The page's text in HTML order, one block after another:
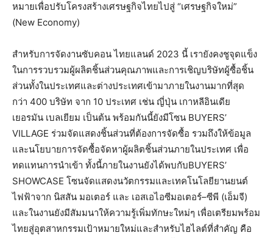
หมายเพื่อปรับโครงสร้างเศรษฐกิจไทยไปสู่ “เศรษฐกิจใหม่”
(New Economy)
สำหรับการจัดงานซับคอน ไทยแลนด์ 2023 นี้ เรายังคงชูจุดแข็ง
ในการรวบรวมผู้ผลิตชิ้นส่วนคุณภาพและการเชิญบริษัทผู้ซื้อชิ้น
ส่วนทั้งในประเทศและต่างประเทศเข้ามาภายในงานมากที่สุด
กว่า 400 บริษัท จาก 10 ประเทศ เช่น ญี่ปุ่น เกาหลีอินเดีย
เยอรมัน เบลเยียม เป็นต้น พร้อมกันนี้ยังมีโซน BUYERS’
VILLAGE ร่วมจัดแสดงชิ้นส่วนที่ต้องการจัดซื้อ รวมถึงให้ข้อมูล
และนโยบายการจัดซื้อจัดหาผู้ผลิตชิ้นส่วนภายในประเทศ เพื่อ
ทดแทนการนำเข้า ทั้งนี้ภายในงานยังได้พบกับBUYERS’
SHOWCASE โซนจัดแสดงนวัตกรรมและเทคโนโลยียานยนต์
ไฟฟ้าจาก นิสสัน มอเตอร์ และ เอสเอไอซีมอเตอร์–ซีพี (เอ็มจี)
และในงานยังมีสัมมนาให้ความรู้เพิ่มทักษะใหม่ๆ เพื่อเตรียมพร้อม
ไทยสู่อุตสาหกรรมเป้าหมายใหม่และสำหรับไฮไลต์ที่สำคัญ คือ